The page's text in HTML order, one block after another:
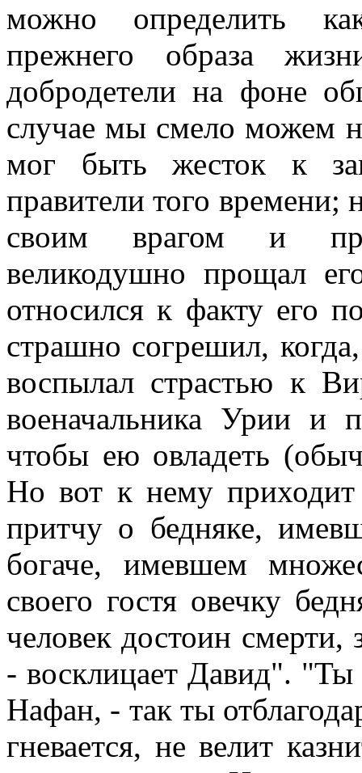
можно определить
прежнего образа
добродетели на фоне
случае мы смело можем
мог быть жесток к
правители того времени;
своим врагом и
великодушно прощал
относился к факту его
страшно согрешил,
воспылал страстью к
военачальника Урии и
чтобы ею овладеть
Но вот к нему приходит
притчу о бедняке,
богаче, имевшем
своего гостя овечку
человек достоин смерти,
- восклицает Давид". "Ты
Нафан, - так ты
гневается, не велит